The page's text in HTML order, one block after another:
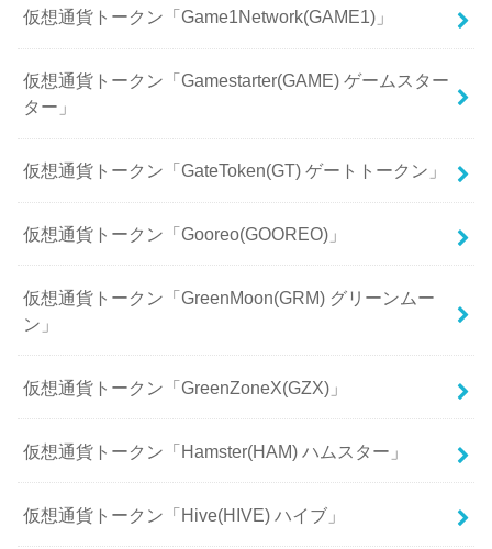
仮想通貨トークン「Game1Network(GAME1)」
仮想通貨トークン「Gamestarter(GAME) ゲームスター
ター」
仮想通貨トークン「GateToken(GT) ゲートトークン」
仮想通貨トークン「Gooreo(GOOREO)」
仮想通貨トークン「GreenMoon(GRM) グリーンムー
ン」
仮想通貨トークン「GreenZoneX(GZX)」
仮想通貨トークン「Hamster(HAM) ハムスター」
仮想通貨トークン「Hive(HIVE) ハイブ」